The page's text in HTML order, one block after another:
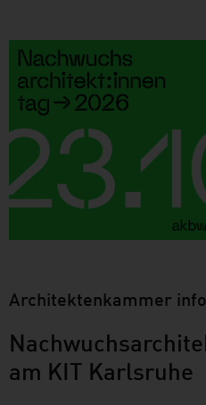
Architektenkammer
am KIT Karlsruhe